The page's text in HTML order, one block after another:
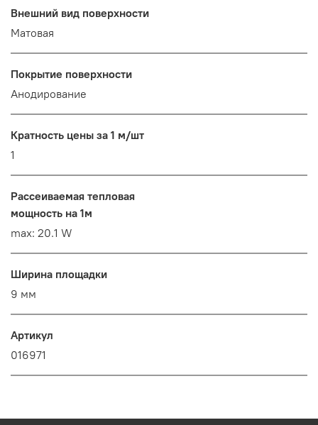
Внешний вид поверхности
Матовая
Покрытие поверхности
Анодирование
Кратность цены за 1 м/шт
1
Рассеиваемая тепловая
мощность на 1м
max: 20.1 W
Ширина площадки
9 мм
Артикул
016971